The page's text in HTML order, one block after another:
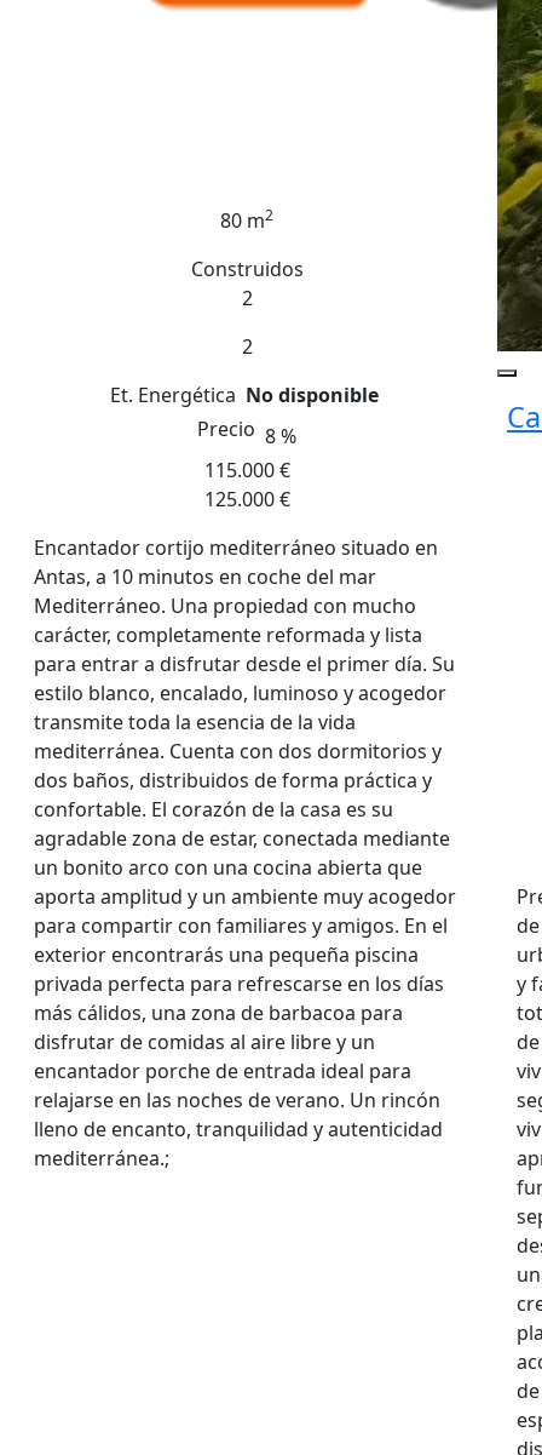
80 m2
Construidos
2
2
Et. Energética No disponible
Precio 8 %
115.000 €
125.000 €
Encantador cortijo mediterráneo situado en
Antas, a 10 minutos en coche del mar
Mediterráneo. Una propiedad con mucho
carácter, completamente reformada y lista
para entrar a disfrutar desde el primer día. Su
estilo blanco, encalado, luminoso y acogedor
transmite toda la esencia de la vida
mediterránea. Cuenta con dos dormitorios y
dos baños, distribuidos de forma práctica y
confortable. El corazón de la casa es su
agradable zona de estar, conectada mediante
un bonito arco con una cocina abierta que
aporta amplitud y un ambiente muy acogedor
para compartir con familiares y amigos. En el
exterior encontrarás una pequeña piscina
privada perfecta para refrescarse en los días
más cálidos, una zona de barbacoa para
disfrutar de comidas al aire libre y un
encantador porche de entrada ideal para
relajarse en las noches de verano. Un rincón
lleno de encanto, tranquilidad y autenticidad
mediterránea.;
y